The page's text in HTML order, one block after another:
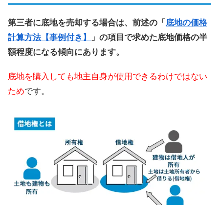
第三者に底地を売却する場合は、前述の「 底地の価格
計算方法【事例付き】
」の項目で求めた底地価格の半
額程度になる傾向にあります。
底地を購入しても地主自身が使用できるわけではない
ためです。